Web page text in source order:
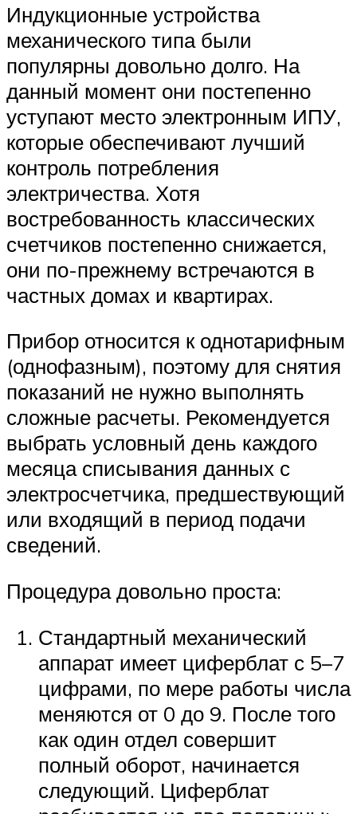
Индукционные устройства
механического типа были
популярны довольно долго. На
данный момент они постепенно
уступают место электронным ИПУ,
которые обеспечивают лучший
контроль потребления
электричества. Хотя
востребованность классических
счетчиков постепенно снижается,
они по-прежнему встречаются в
частных домах и квартирах.
Прибор относится к однотарифным
(однофазным), поэтому для снятия
показаний не нужно выполнять
сложные расчеты. Рекомендуется
выбрать условный день каждого
месяца списывания данных с
электросчетчика, предшествующий
или входящий в период подачи
сведений.
Процедура довольно проста:
Стандартный механический
аппарат имеет циферблат с 5–7
цифрами, по мере работы числа
меняются от 0 до 9. После того
как один отдел совершит
полный оборот, начинается
следующий. Циферблат